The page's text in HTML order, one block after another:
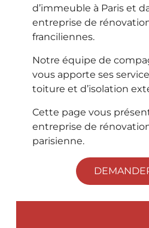
d’immeuble à Paris et
entreprise de
franciliennes.
Notre équipe de
vous apporte ses
toiture et d’isolation
Cette page vous
entreprise de
parisienne.